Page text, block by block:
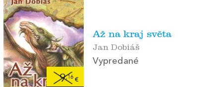
9,16€
Až na kraj světa
Jan Dobiáš
Vypredané